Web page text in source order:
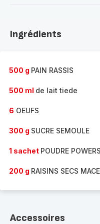
gamme
Ingrédients
500 g PAIN RASSIS
500 ml de lait tiede
6 OEUFS
300 g SUCRE SEMOULE
1 sachet POUDRE
200 g RAISINS SECS
Accessoires